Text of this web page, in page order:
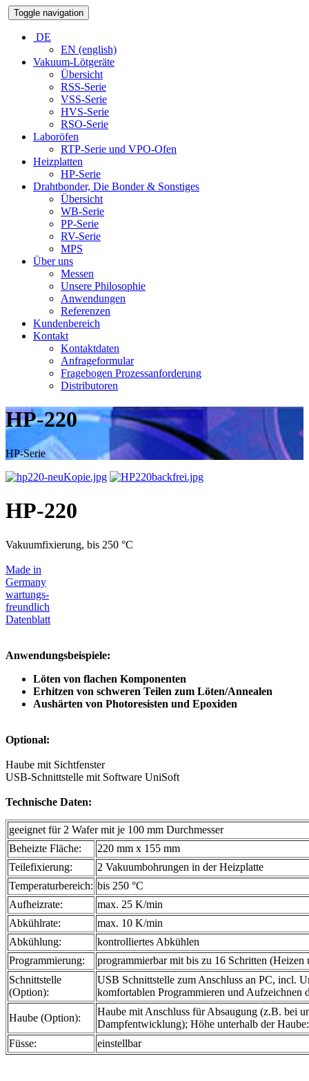
Toggle navigation
DE
EN (english)
Vakuum-Lötgeräte
Übersicht
RSS-Serie
VSS-Serie
HVS-Serie
RSO-Serie
Laboröfen
RTP-Serie und VPO-Ofen
Heizplatten
HP-Serie
Drahtbonder, Die Bonder & Sonstiges
Übersicht
WB-Serie
PP-Serie
RV-Serie
MPS
Über uns
Messen
Unsere Philosophie
Anwendungen
Referenzen
Kundenbereich
Kontakt
Kontaktdaten
Anfrageformular
Fragebogen Prozessanforderung
Distributoren
HP-220
HP-Serie
HP-220
Vakuumfixierung, bis 250 °C
Made in
Germany
wartungs-
freundlich
Datenblatt
Anwendungsbeispiele:
Löten von flachen Komponenten
Erhitzen von schweren Teilen zum Löten/Annealen
Aushärten von Photoresisten und Epoxiden
Optional:
Haube mit Sichtfenster
USB-Schnittstelle mit Software UniSoft
Technische Daten:
geeignet für 2 Wafer mit je 100 mm Durchmesser
Beheizte Fläche:
220 mm x 155 mm
Teilefixierung:
2 Vakuumbohrungen in der Heizplatte
Temperaturbereich: bis 250 °C
Aufheizrate:
max. 25 K/min
Abkühlrate:
max. 10 K/min
Abkühlung:
kontrolliertes Abkühlen
Programmierung:
programmierbar mit bis zu 16 Schritten (Heizen
Schnittstelle
(Option):
USB Schnittstelle zum Anschluss an PC, incl.
komfortablen Programmieren und Aufzeichnen
Haube (Option):
Haube mit Anschluss für Absaugung (z.B. bei
Dampfentwicklung); Höhe unterhalb der
Füsse:
einstellbar